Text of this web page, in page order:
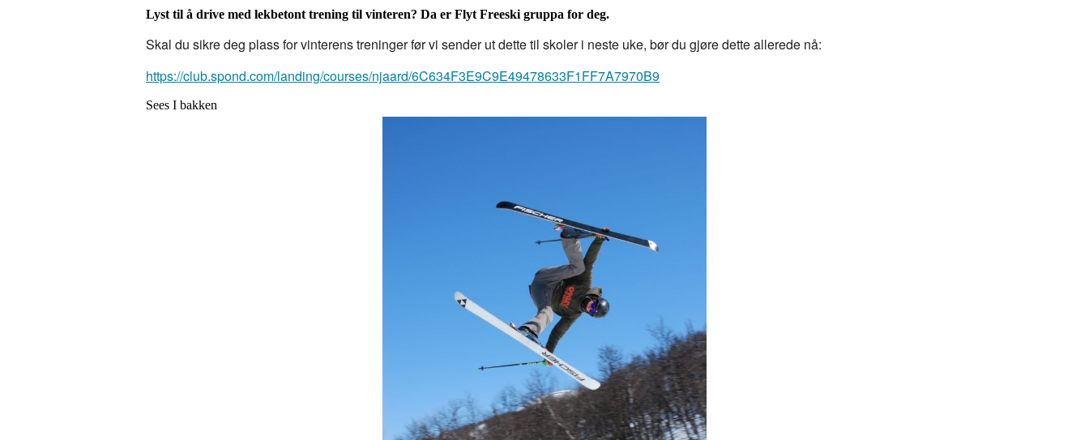
Lyst til å drive med lekbetont trening til vinteren? Da er Flyt Freeski gruppa for deg.
Skal du sikre deg plass for vinterens treninger før vi sender ut dette til skoler i neste uke, bør du gjøre dette allerede nå:
https://club.spond.com/landing/courses/njaard/6C634F3E9C9E49478633F1FF7A7970B9
Sees I bakken